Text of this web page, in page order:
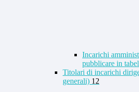
Incarichi
pubblicare in
Titolari di incarichi
generali) 12